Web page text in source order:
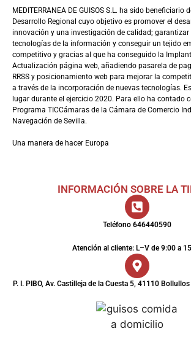
MEDITERRANEA DE GUISOS S.L. ha sido beneficiario
Desarrollo Regional cuyo objetivo es promover el
innovación y una investigación de calidad;
tecnologías de la información y conseguir un tejido
competitivo y gracias al que ha conseguido la
Actualización página web, añadiendo pasarela de
RRSS y posicionamiento web para mejorar la
a través de la incorporación de nuevas tecnologías.
lugar durante el ejercicio 2020. Para ello ha contado
Programa TICCámaras de la Cámara de Comercio
Navegación de Sevilla.
Una manera de hacer Europa
INFORMACIÓN SOBRE LA
Teléfono 646440590
Atención al cliente: L–V de 9:00 a
P. I. PIBO, Av. Castilleja de la Cuesta 5, 41110